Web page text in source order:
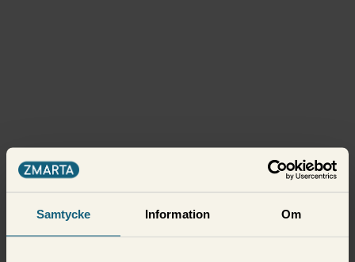
Samtycke Information Om